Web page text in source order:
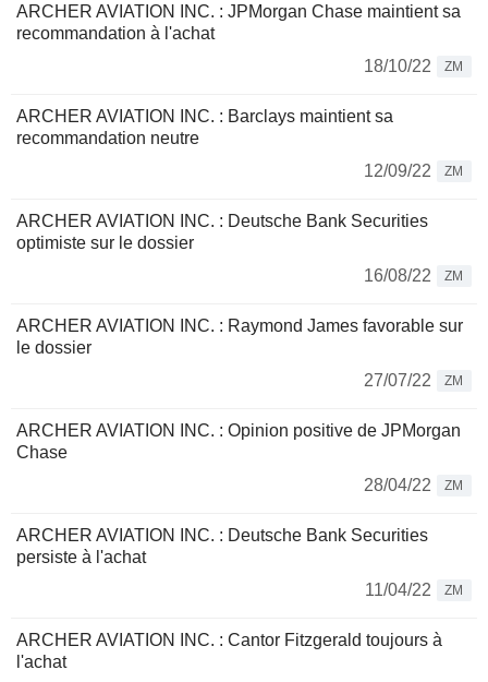
ARCHER AVIATION INC. : JPMorgan Chase maintient sa
recommandation à l'achat
18/10/22
ZM
ARCHER AVIATION INC. : Barclays maintient sa
recommandation neutre
12/09/22
ZM
ARCHER AVIATION INC. : Deutsche Bank Securities
optimiste sur le dossier
16/08/22
ZM
ARCHER AVIATION INC. : Raymond James favorable sur
le dossier
27/07/22
ZM
ARCHER AVIATION INC. : Opinion positive de JPMorgan
Chase
28/04/22
ZM
ARCHER AVIATION INC. : Deutsche Bank Securities
persiste à l'achat
11/04/22
ZM
ARCHER AVIATION INC. : Cantor Fitzgerald toujours à
l'achat